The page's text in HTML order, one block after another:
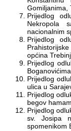
Gomiljanima,
Prijedlog
Nekropola
nacionalnim
Prijedlog
općina
Prijedlog
Prijedlog
ulica u
Prijedlog
begov
Prijedlog
sv. Josipa
spomenikom